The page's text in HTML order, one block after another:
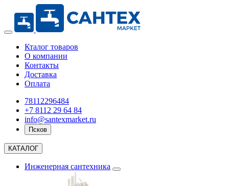
Кталог товаров
О компании
Контакты
Доставка
Оплата
78112296484
+7 8112 29 64 84
info@santexmarket.ru
Псков
КАТАЛОГ
Инженерная сантехника